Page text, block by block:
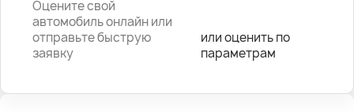
Оцените свой
автомобиль онлайн или
отправьте быструю
заявку
или оценить по
параметрам